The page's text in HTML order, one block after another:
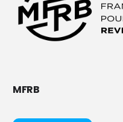
MFRB